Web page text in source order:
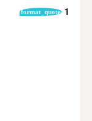
format_quote 1